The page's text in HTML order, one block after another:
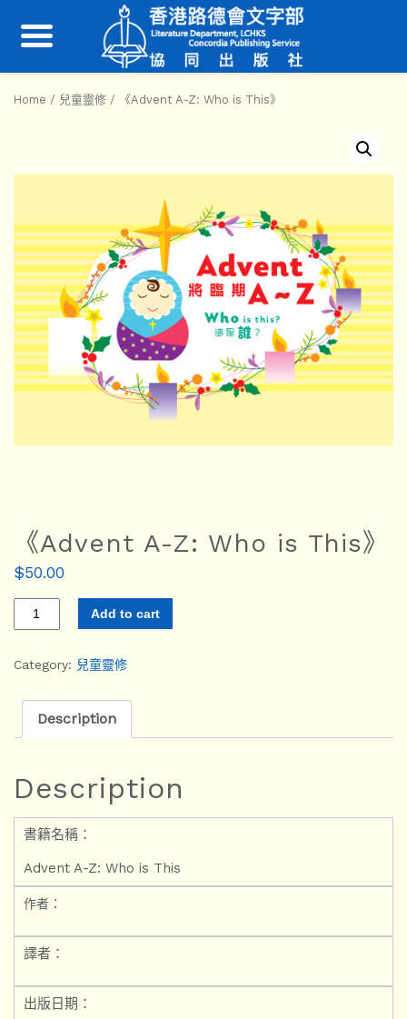
Home / 兒童靈修 / 《Advent A-Z: Who is This》
《Advent A-Z: Who is This》
$50.00
Add to cart
Category: 兒童靈修
Description
Description
書籍名稱：
Advent A-Z: Who is This
作者：
譯者：
出版日期：